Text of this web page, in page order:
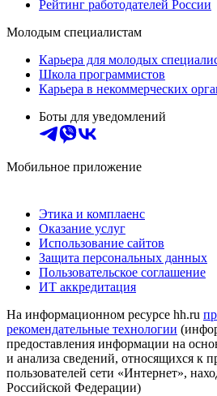
Рейтинг работодателей России
Молодым специалистам
Карьера для молодых
Школа программистов
Карьера в некоммерческих
Боты для уведомлений
Мобильное приложение
Этика и комплаенс
Оказание услуг
Использование сайтов
Защита персональных данных
Пользовательское соглашение
ИТ аккредитация
На информационном ресурсе hh.ru
рекомендательные технологии
предоставления информации на
и анализа сведений, относящихся к
пользователей сети «Интернет»,
Российской Федерации)